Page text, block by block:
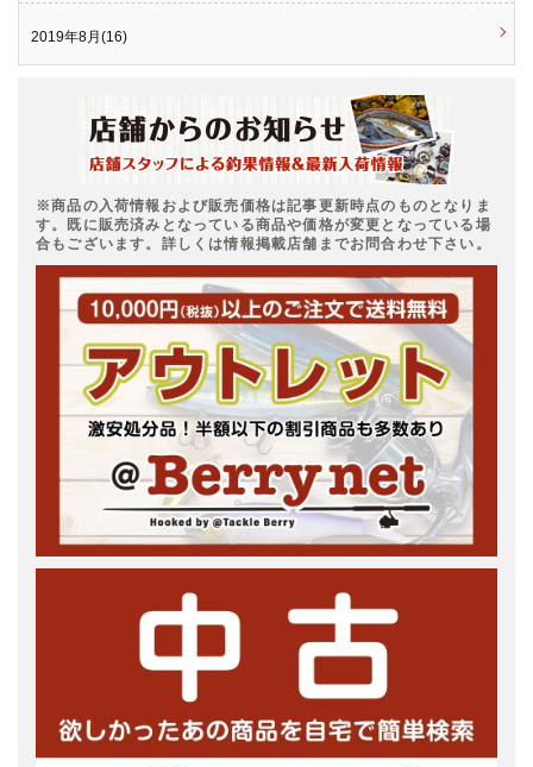
2019年8月(16)
※商品の入荷情報および販売価格は記事更新時点のものとなりま
す。既に販売済みとなっている商品や価格が変更となっている場
合もございます。詳しくは情報掲載店舗までお問合わせ下さい。